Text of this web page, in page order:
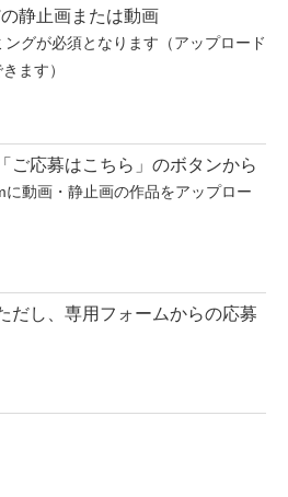
静止画または動画
グが必須となります（アップロード
ます）
ご応募はこちら」のボタンから
動画・静止画の作品をアップロー
だし、専用フォームからの応募